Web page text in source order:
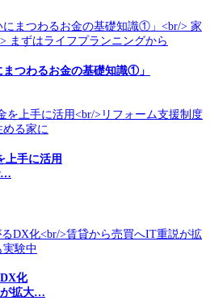
つわるお金の基礎知識①」
上手に活用
…
化
が拡大…